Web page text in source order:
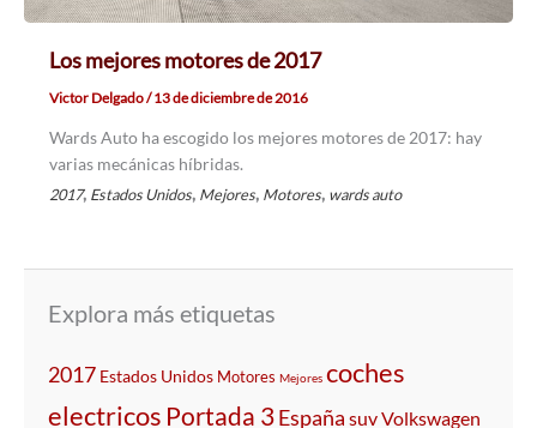
Los mejores motores de 2017
Victor Delgado/13 de diciembre de 2016
Wards Auto ha escogido los mejores motores de 2017: hay
varias mecánicas híbridas.
2017, Estados Unidos, Mejores, Motores, wards auto
Explora más etiquetas
2017 Estados Unidos Motores Mejores coches
electricos Portada 3España suvVolkswagen